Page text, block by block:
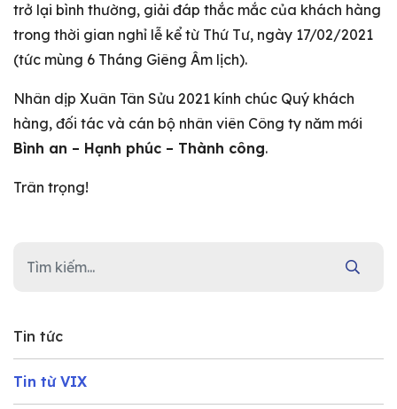
Tin tức
Tin từ VIX
trở lại bình thường, giải đáp thắc mắc của khách hàng
trong thời gian nghỉ lễ kể từ Thứ Tư, ngày 17/02/2021
(tức mùng 6 Tháng Giêng Âm lịch).
Nhân dịp Xuân Tân Sửu 2021 kính chúc Quý khách
hàng, đối tác và cán bộ nhân viên Công ty năm mới
Bình an – Hạnh phúc – Thành công.
Trân trọng!